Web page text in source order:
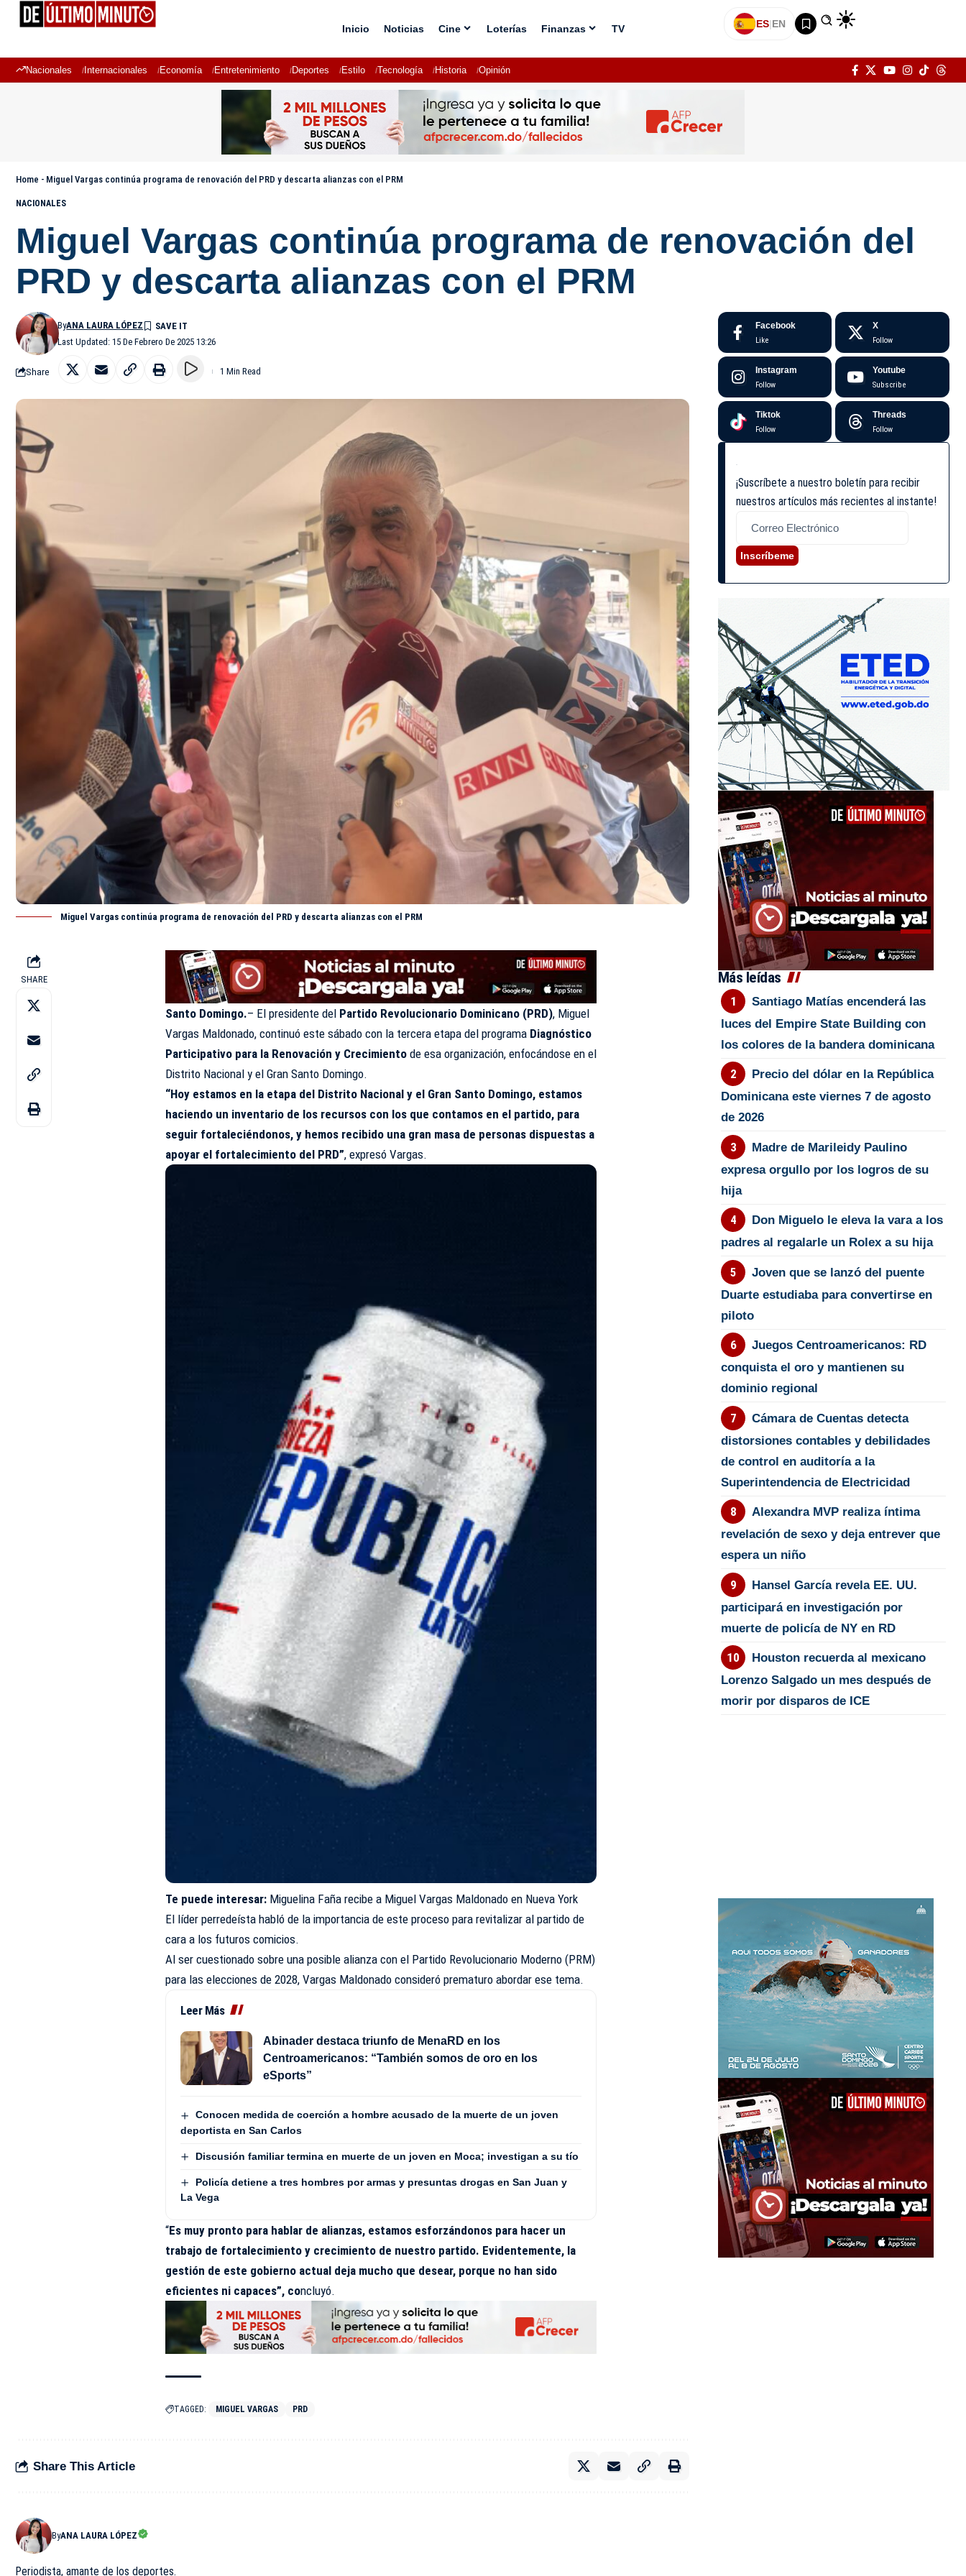
Inicio Noticias Cine Loterías Finanzas TV ES|EN
Nacionales Internacionales Economía Entretenimiento Deportes Estilo Tecnología Historia Opinión
Home - Miguel Vargas continúa programa de renovación del PRD y descarta alianzas con el PRM
NACIONALES
Miguel Vargas continúa programa de renovación del
PRD y descarta alianzas con el PRM
Last Updated: 15 De Febrero De 2025 13:26
ByANA LAURA LÓPEZ
Share 1 Min Read
Miguel Vargas continúa programa de renovación del PRD y descarta alianzas con el PRM
SHARE
Santo Domingo.– El presidente del Partido Revolucionario Dominicano (PRD), Miguel
Vargas Maldonado, continuó este sábado con la tercera etapa del programa Diagnóstico
Participativo para la Renovación y Crecimientode esa organización, enfocándose en el
Distrito Nacional y el Gran Santo Domingo.
“Hoy estamos en la etapa del Distrito Nacional y el Gran Santo Domingo, estamos
haciendo un inventario de los recursos con los que contamos en el partido, para
seguir fortaleciéndonos, y hemos recibido una gran masa de personas dispuestas a
apoyar el fortalecimiento del PRD”, expresó Vargas.
Te puede interesar: Miguelina Faña recibe a Miguel Vargas Maldonado en Nueva York
El líder perredeísta habló de la importancia de este proceso para revitalizar al partido de
cara a los futuros comicios.
Al ser cuestionado sobre una posible alianza con el Partido Revolucionario Moderno (PRM)
para las elecciones de 2028, Vargas Maldonado consideró prematuro abordar ese tema.
Leer Más
Abinader destaca triunfo de MenaRD en los
Centroamericanos: “También somos de oro en los
eSports”
Conocen medida de coerción a hombre acusado de la muerte de un joven
deportista en San Carlos
Discusión familiar termina en muerte de un joven en Moca; investigan a su tío
Policía detiene a tres hombres por armas y presuntas drogas en San Juan y
La Vega
“Es muy pronto para hablar de alianzas, estamos esforzándonos para hacer un
trabajo de fortalecimiento y crecimiento de nuestro partido. Evidentemente, la
gestión de este gobierno actual deja mucho que desear, porque no han sido
eficientes ni capaces”, concluyó.
TAGGED: MIGUEL VARGAS PRD
Share This Article
ByANA LAURA LÓPEZ
Periodista, amante de los deportes.
Facebook
Like
X
Follow
Instagram
Follow
Youtube
Subscribe
Tiktok
Follow
Threads
Follow
¡Suscríbete a nuestro boletín para recibir
nuestros artículos más recientes al instante!
Inscríbeme
Más leídas
Santiago Matías encenderá las
luces del Empire State Building con
los colores de la bandera dominicana
Precio del dólar en la República
Dominicana este viernes 7 de agosto
de 2026
Madre de Marileidy Paulino
expresa orgullo por los logros de su
hija
Don Miguelo le eleva la vara a los
padres al regalarle un Rolex a su hija
Joven que se lanzó del puente
Duarte estudiaba para convertirse en
piloto
Juegos Centroamericanos: RD
conquista el oro y mantienen su
dominio regional
Cámara de Cuentas detecta
distorsiones contables y debilidades
de control en auditoría a la
Superintendencia de Electricidad
Alexandra MVP realiza íntima
revelación de sexo y deja entrever que
espera un niño
Hansel García revela EE. UU.
participará en investigación por
muerte de policía de NY en RD
Houston recuerda al mexicano
Lorenzo Salgado un mes después de
morir por disparos de ICE